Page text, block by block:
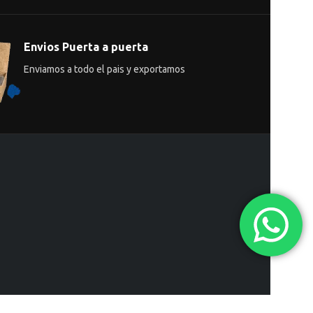
Envios Puerta a puerta
Enviamos a todo el pais y exportamos